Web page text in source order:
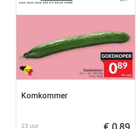
Komkommer
23 uur